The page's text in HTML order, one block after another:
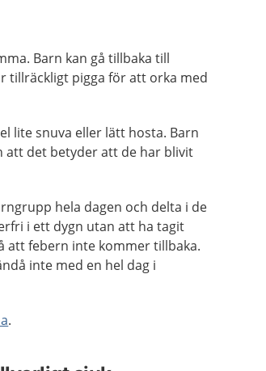
Barn kan gå tillbaka till
tillräckligt pigga för att orka med
lite snuva eller lätt hosta. Barn
att det betyder att de har blivit
hela dagen och delta i de
i ett dygn utan att ha tagit
att febern inte kommer tillbaka.
inte med en hel dag i
.